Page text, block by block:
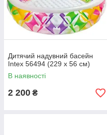
Дитячий надувний басейн
Intex 56494 (229 х 56 см)
В наявності
2 200 ₴